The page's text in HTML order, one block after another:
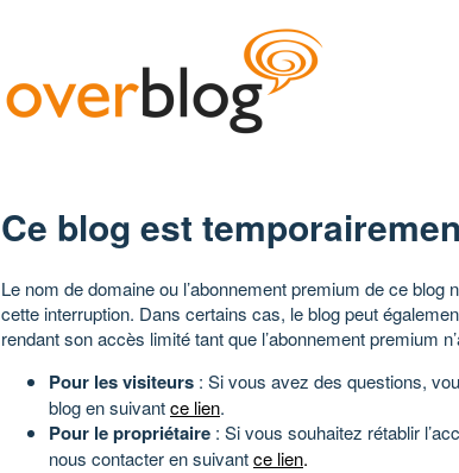
Ce blog est
Le nom de domaine ou l’abonnement premium de ce blog
cette interruption. Dans certains cas, le blog peut
rendant son accès limité tant que l’abonnement premium
Pour les visiteurs : Si vous avez des questions,
blog en suivantce lien.
Pour le propriétaire : Si vous souhaitez rétablir
nous contacter en suivantce lien.